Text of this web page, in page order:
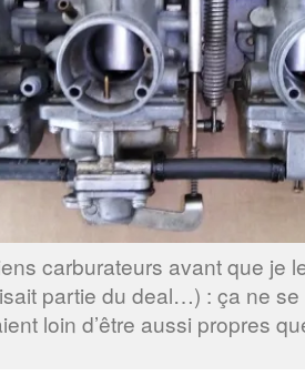
carburateurs avant que je
partie du deal…) : ça ne
loin d’être aussi propres